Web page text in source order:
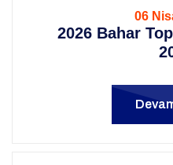
06
2026 Bahar